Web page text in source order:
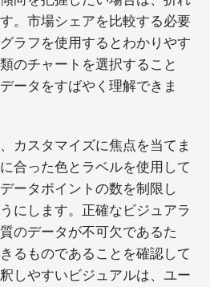
。市場シェアを比較する必要
ラフを使用するとわかりやす
のチャートを選択すること
ータをすばやく理解できま
カスタマイズに焦点を当てま
合った色とラベルを使用して
ータポイントの数を制限し
にします。正確なビジュアラ
のデータが不可欠であるた
るものであることを確認して
しやすいビジュアルは、ユー